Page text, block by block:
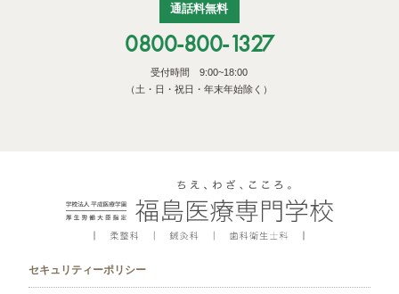
通話料無料
0800-800-1327
受付時間 9:00~18:00
（土・日・祝日・年末年始除く）
セキュリティーポリシー